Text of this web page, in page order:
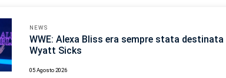
NEWS
WWE: Alexa Bliss era sempre stata destinata
Wyatt Sicks
05 Agosto 2026